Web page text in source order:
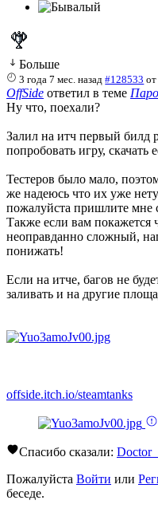
Больше
3 года 7 мес. назад #128533
OffSide ответил в теме
Ну что, поехали?
Залил на итч первый билд
попробовать игру,
Тестеров было мало,
же надеюсь что их уже
пожалуйста пришлите мне
Также если вам покажется
неоправданно сложный,
понижать!
Если на итче, багов не
заливать и на другие
offside.itch.io/steamtanks
Спасибо сказали:
Пожалуйста Войти или
беседе.